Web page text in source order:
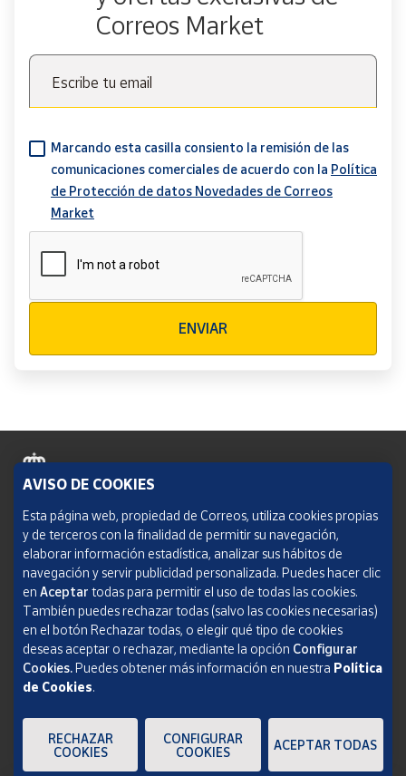
Correos Market
Escribe tu email
Marcando esta casilla consiento la remisión de las
comunicaciones comerciales de acuerdo con la Política
de Protección de datos Novedades de Correos
Market
ENVIAR
Política de cookies
Aviso legal
Condiciones del servicio
Política de Privacidad Web
Informe de transparencia
SOCIEDAD ESTATAL CORREOS Y TELÉGRAFOS, S.A., S.M.E. Todos los derechos
AVISO DE COOKIES
Esta página web, propiedad de Correos, utiliza cookies propias
y de terceros con la finalidad de permitir su navegación,
elaborar información estadística, analizar sus hábitos de
navegación y servir publicidad personalizada. Puedes hacer clic
en Aceptar todas para permitir el uso de todas las cookies.
También puedes rechazar todas (salvo las cookies necesarias)
en el botón Rechazar todas, o elegir qué tipo de cookies
deseas aceptar o rechazar, mediante la opción Configurar
Cookies.Puedes obtener más información en nuestra Política
de Cookies.
RECHAZAR
COOKIES
CONFIGURAR
COOKIES
ACEPTAR TODAS